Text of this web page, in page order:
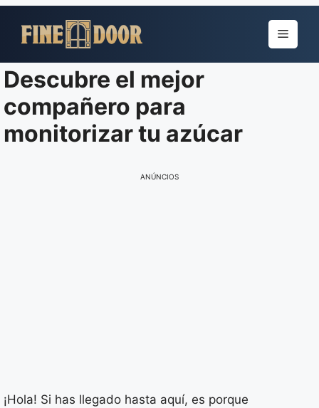
para
conteúdo
Menu
Descubre el mejor
compañero para
monitorizar tu azúcar
ANÚNCIOS
¡Hola! Si has llegado hasta aquí, es porque